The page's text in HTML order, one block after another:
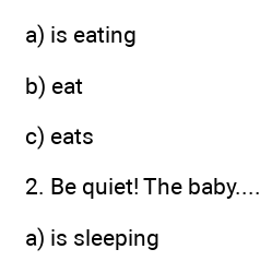
a) is eating
b) eat
c) eats
2. Be quiet! The baby....
a) is sleeping